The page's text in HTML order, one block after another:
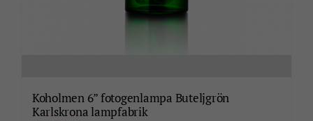
Koholmen 6” fotogenlampa Buteljgrön
Karlskrona lampfabrik